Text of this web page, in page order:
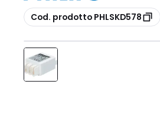
copia
Cod. prodotto PHLSKD578